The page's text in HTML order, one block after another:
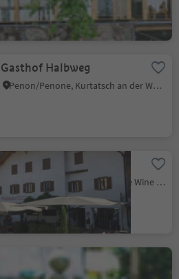
Poziom zrównoważenia 2
Gasthof Halbweg
Penon/Penone, Kurtatsch an der Weinstraße/Cortaccia sulla Strada del Vino, Alto Adige Wine Road
Restaurant Waldthaler
Ora/Auer, Auer/Ora, Alto Adige Wine Road
Grill Unterland